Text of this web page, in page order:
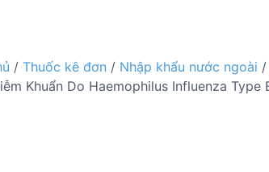
/ Thuốc kê đơn / Nhập khẩu nước ngoài /
Khuẩn Do Haemophilus Influenza Type